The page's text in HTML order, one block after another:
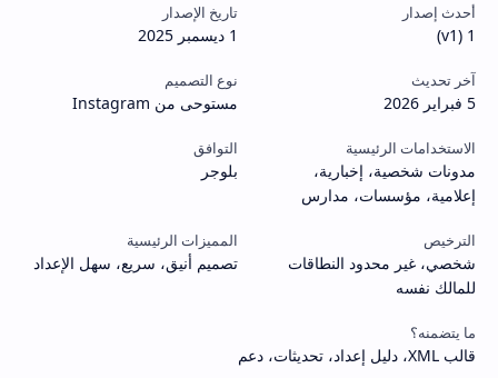
أحدث إصدار
1 (v1)
تاريخ الإصدار
1 ديسمبر 2025
آخر تحديث
5 فبراير 2026
نوع التصميم
مستوحى من Instagram
الاستخدامات الرئيسية
مدونات شخصية، إخبارية،
إعلامية، مؤسسات، مدارس
التوافق
بلوجر
الترخيص
شخصي، غير محدود النطاقات
للمالك نفسه
المميزات الرئيسية
تصميم أنيق، سريع، سهل الإعداد
ما يتضمنه؟
قالب XML، دليل إعداد، تحديثات، دعم